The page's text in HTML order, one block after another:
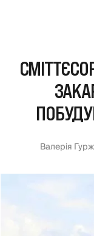
Валерія